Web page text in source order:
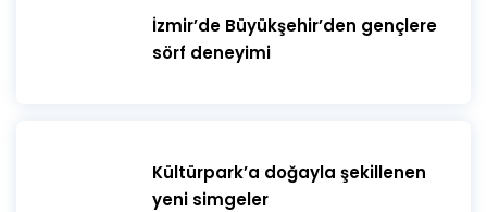
İzmir’de Büyükşehir’den gençlere
sörf deneyimi
Kültürpark’a doğayla şekillenen
yeni simgeler